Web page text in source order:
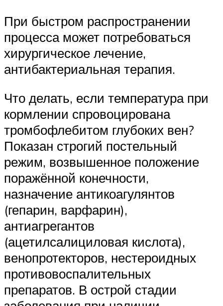
При быстром распространении
процесса может потребоваться
хирургическое лечение,
антибактериальная терапия.
Что делать, если температура при
кормлении спровоцирована
тромбофлебитом глубоких вен?
Показан строгий постельный
режим, возвышенное положение
поражённой конечности,
назначение антикоагулянтов
(гепарин, варфарин),
антиагрегантов
(ацетилсалициловая кислота),
венопротекторов, нестероидных
противовоспалительных
препаратов. В острой стадии